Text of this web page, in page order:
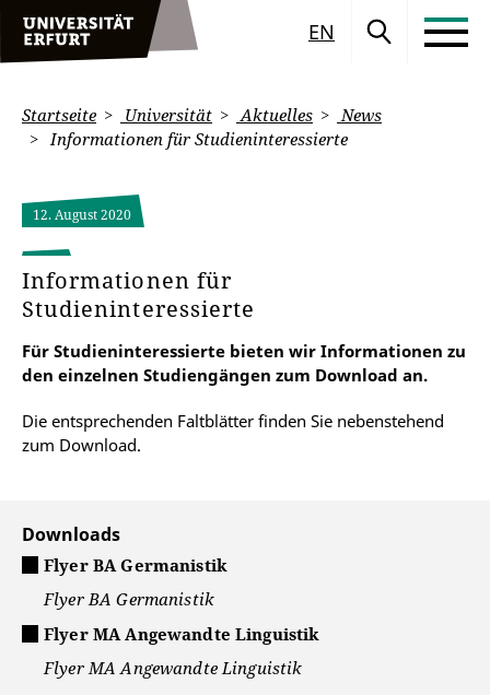
EN
Startseite Universität Aktuelles
News
Informationen für Studieninteressierte
12. August 2020
Informationen für
Studieninteressierte
Für Studieninteressierte bieten wir Informationen zu
den einzelnen Studiengängen zum Download an.
Die entsprechenden Faltblätter finden Sie nebenstehend
zum Download.
Downloads
Flyer BA Germanistik
Flyer BA Germanistik
Flyer MA Angewandte Linguistik
Flyer MA Angewandte Linguistik